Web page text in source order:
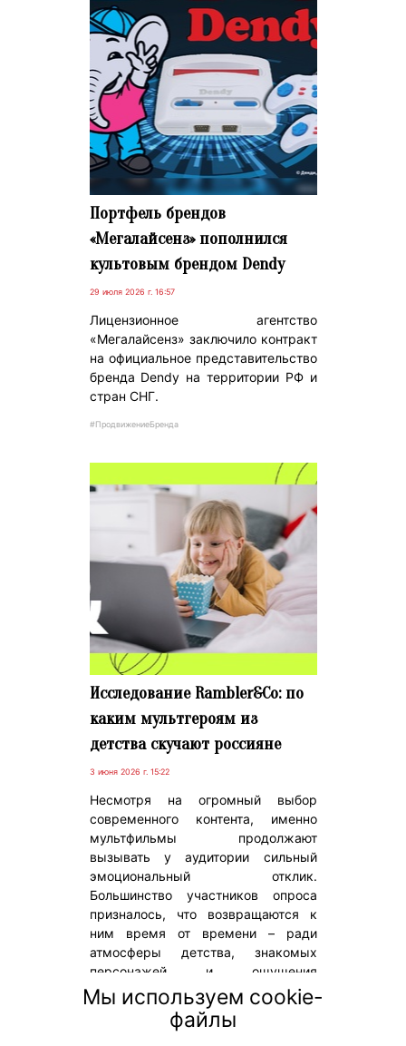
Портфель брендов
«Мегалайсенз» пополнился
культовым брендом Dendy
29 июля 2026 г. 16:57
Лицензионное агентство
«Мегалайсенз» заключило контракт
на официальное представительство
бренда Dendy на территории РФ и
стран СНГ.
#ПродвижениеБренда
Исследование Rambler&Co: по
каким мультгероям из
детства скучают россияне
3 июня 2026 г. 15:22
Несмотря на огромный выбор
современного контента, именно
мультфильмы продолжают
вызывать у аудитории сильный
эмоциональный отклик.
Большинство участников опроса
призналось, что возвращаются к
ним время от времени – ради
атмосферы детства, знакомых
персонажей и ощущения
внутреннего спокойствия. Еще 12%
смотрят анимацию практически
ежедневно – чаще всего короткими
Мы используем cookie-
файлы